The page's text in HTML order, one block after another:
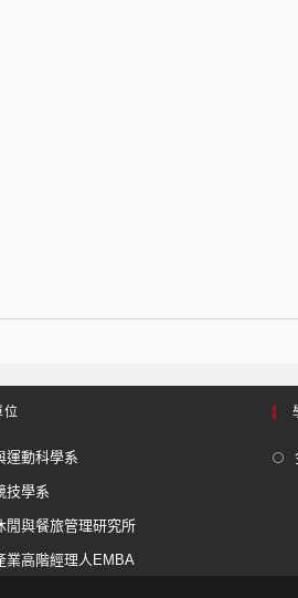
位
運動科學系
技學系
閒與餐旅管理研究所
業高階經理人EMBA